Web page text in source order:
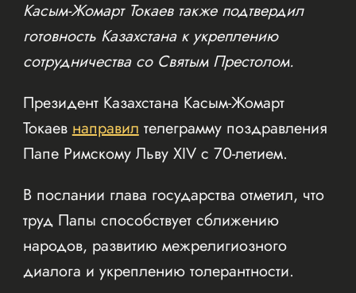
Касым-Жомарт Токаев также подтвердил
готовность Казахстана к укреплению
сотрудничества со Святым Престолом.
Президент Казахстана Касым-Жомарт
Токаевнаправилтелеграмму поздравления
Папе Римскому Льву XIV с 70-летием.
В послании глава государства отметил, что
труд Папы способствует сближению
народов, развитию межрелигиозного
диалога и укреплению толерантности.